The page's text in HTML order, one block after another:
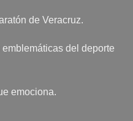
de Veracruz.
del deporte
emociona.